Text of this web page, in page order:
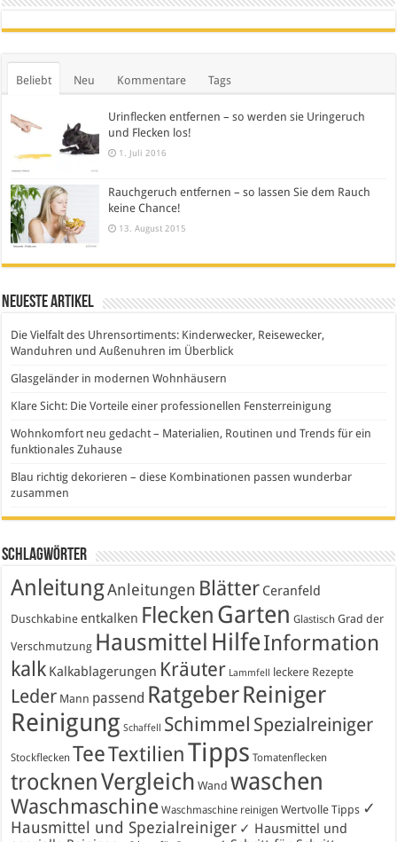
Beliebt Neu Kommentare Tags
Urinflecken entfernen – so werden sie Uringeruch
und Flecken los!
1. Juli 2016
Rauchgeruch entfernen – so lassen Sie dem Rauch
keine Chance!
13. August 2015
Neueste Artikel
Die Vielfalt des Uhrensortiments: Kinderwecker, Reisewecker,
Wanduhren und Außenuhren im Überblick
Glasgeländer in modernen Wohnhäusern
Klare Sicht: Die Vorteile einer professionellen Fensterreinigung
Wohnkomfort neu gedacht – Materialien, Routinen und Trends für ein
funktionales Zuhause
Blau richtig dekorieren – diese Kombinationen passen wunderbar
zusammen
Schlagwörter
AnleitungAnleitungen Blätter Ceranfeld
Duschkabine entkalken Flecken Garten Glastisch Grad der
Verschmutzung Hausmittel HilfeInformation
kalk Kalkablagerungen Kräuter Lammfell leckere Rezepte
Leder Mann passend RatgeberReiniger
Reinigung Schaffell Schimmel Spezialreiniger
Stockflecken TeeTextilienTipps Tomatenflecken
trocknenVergleich Wand waschen
Waschmaschine Waschmaschine reinigen Wertvolle Tipps ✓
Hausmittel und Spezialreiniger ✓ Hausmittel und